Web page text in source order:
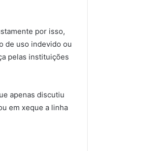
por isso,
de uso indevido ou
pelas instituições
apenas discutiu
em xeque a linha